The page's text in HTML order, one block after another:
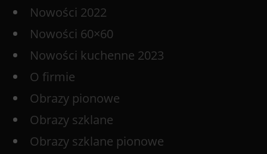
Nowości 2022
Nowości 60×60
Nowości kuchenne 2023
O firmie
Obrazy pionowe
Obrazy szklane
Obrazy szklane pionowe